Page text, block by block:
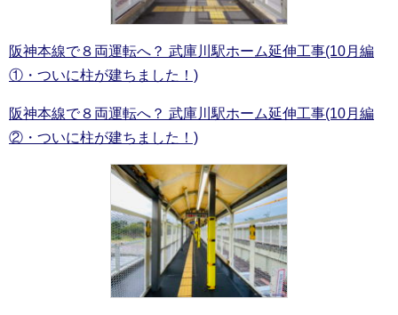
阪神本線で８両運転へ？ 武庫川駅ホーム延伸工事(10月編
①・ついに柱が建ちました！)
阪神本線で８両運転へ？ 武庫川駅ホーム延伸工事(10月編
②・ついに柱が建ちました！)